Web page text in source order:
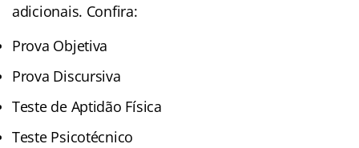
adicionais. Confira:
Prova Objetiva
Prova Discursiva
Teste de Aptidão Física
Teste Psicotécnico